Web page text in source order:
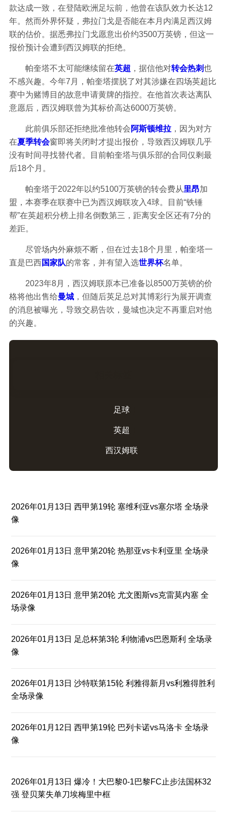
款达成一致，在登陆欧洲足坛前，他曾在该队效力长达12
年。然而外界怀疑，弗拉门戈是否能在本月内满足西汉姆
联的估价。据悉弗拉门戈愿意出价约3500万英镑，但这一
报价预计会遭到西汉姆联的拒绝。
帕奎塔不太可能继续留在英超 ，据信他对转会热刺也
不感兴趣。今年7月，帕奎塔摆脱了对其涉嫌在四场英超比
赛中为赌博目的故意申请黄牌的指控。在他首次表达离队
意愿后，西汉姆联曾为其标价高达6000万英镑。
此前俱乐部还拒绝批准他转会阿斯顿维拉，因为对方
在夏季转会窗即将关闭时才提出报价，导致西汉姆联几乎
没有时间寻找替代者。目前帕奎塔与俱乐部的合同仅剩最
后18个月。
帕奎塔于2022年以约5100万英镑的转会费从里昂加
盟，本赛季在联赛中已为西汉姆联攻入4球。目前“铁锤
帮”在英超积分榜上排名倒数第三，距离安全区还有7分的
差距。
尽管场内外麻烦不断，但在过去18个月里，帕奎塔一
直是巴西国家队的常客，并有望入选世界杯名单。
2023年8月，西汉姆联原本已准备以8500万英镑的价
格将他出售给曼城，但随后英足总对其博彩行为展开调查
的消息被曝光，导致交易告吹，曼城也决定不再重启对他
的兴趣。
足球
英超
西汉姆联
2026年01月13日 西甲第19轮 塞维利亚vs塞尔塔 全场录
像
2026年01月13日 意甲第20轮 热那亚vs卡利亚里 全场录
像
2026年01月13日 意甲第20轮 尤文图斯vs克雷莫内塞 全
场录像
2026年01月13日 足总杯第3轮 利物浦vs巴恩斯利 全场录
像
2026年01月13日 沙特联第15轮 利雅得新月vs利雅得胜利
全场录像
2026年01月12日 西甲第19轮 巴列卡诺vs马洛卡 全场录
像
2026年01月13日 爆冷！大巴黎0-1巴黎FC止步法国杯32
强 登贝莱失单刀埃梅里中框